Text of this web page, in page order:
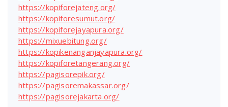
https://kopiforejateng.org/
https://kopiforesumut.org/
https://kopiforejayapura.org/
https://mixuebitung.org/
https://kopikenanganjayapura.org/
https://kopiforetangerang.org/
https://pagisorepik.org/
https://pagisoremakassar.org/
https://pagisorejakarta.org/